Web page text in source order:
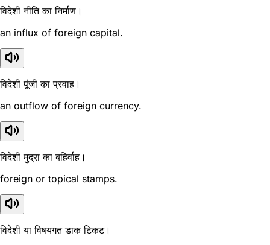
विदेशी नीति का निर्माण।
an influx of foreign capital.
विदेशी पूंजी का प्रवाह।
an outflow of foreign currency.
विदेशी मुद्रा का बहिर्वाह।
foreign or topical stamps.
विदेशी या विषयगत डाक टिकट।